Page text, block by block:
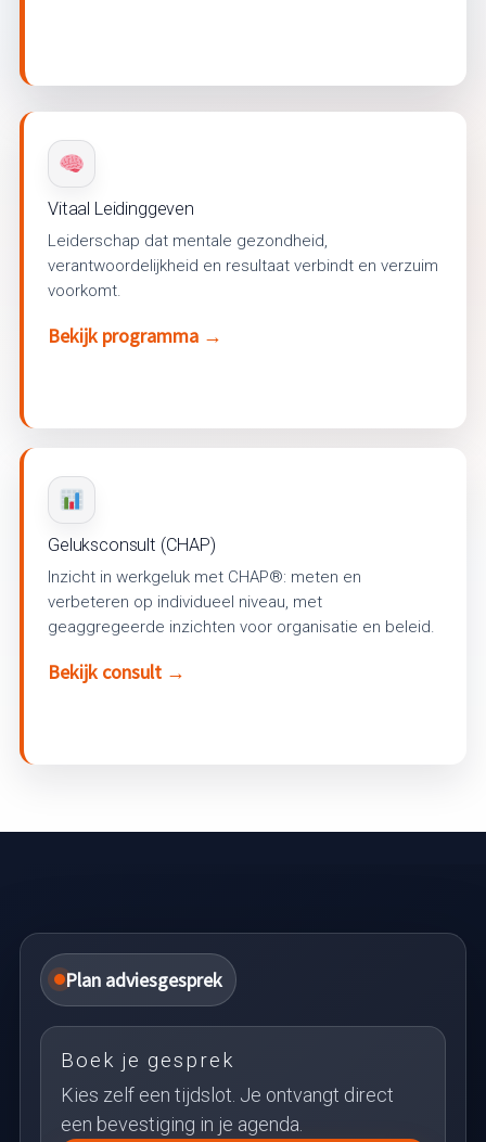
Vitaal Leidinggeven
Leiderschap dat mentale gezondheid,
verantwoordelijkheid en resultaat verbindt en verzuim
voorkomt.
Bekijk programma →
Geluksconsult (CHAP)
Inzicht in werkgeluk met CHAP®: meten en
verbeteren op individueel niveau, met
geaggregeerde inzichten voor organisatie en beleid.
Bekijk consult →
Plan adviesgesprek
Boek je gesprek
Kies zelf een tijdslot. Je ontvangt direct
een bevestiging in je agenda.